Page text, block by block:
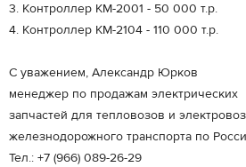
3. Контроллер КМ-2001 - 50 000 т.р.
4. Контроллер КМ-2104 - 110 000 т.р.
С уважением, Александр Юрков
менеджер по продажам электрических
запчастей для тепловозов и
железнодорожного транспорта по
Тел.: +7 (966) 089-26-29